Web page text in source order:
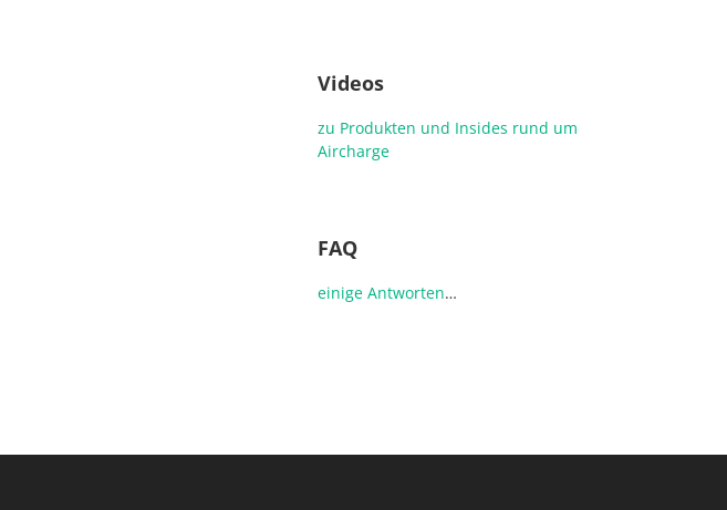
Videos
zu Produkten und Insides rund um
Aircharge
FAQ
einige Antworten…